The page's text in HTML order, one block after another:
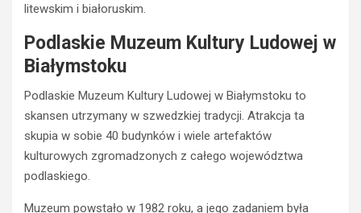
litewskim i białoruskim.
Podlaskie Muzeum Kultury Ludowej w
Białymstoku
Podlaskie Muzeum Kultury Ludowej w Białymstoku to
skansen utrzymany w szwedzkiej tradycji. Atrakcja ta
skupia w sobie 40 budynków i wiele artefaktów
kulturowych zgromadzonych z całego województwa
podlaskiego.
Muzeum powstało w 1982 roku, a jego zadaniem była